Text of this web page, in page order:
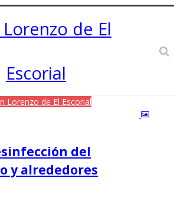
Lorenzo de El Escorial
del
y alrededores